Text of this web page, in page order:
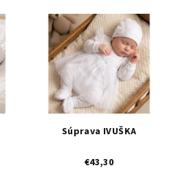
Súprava IVUŠKA
€43,30